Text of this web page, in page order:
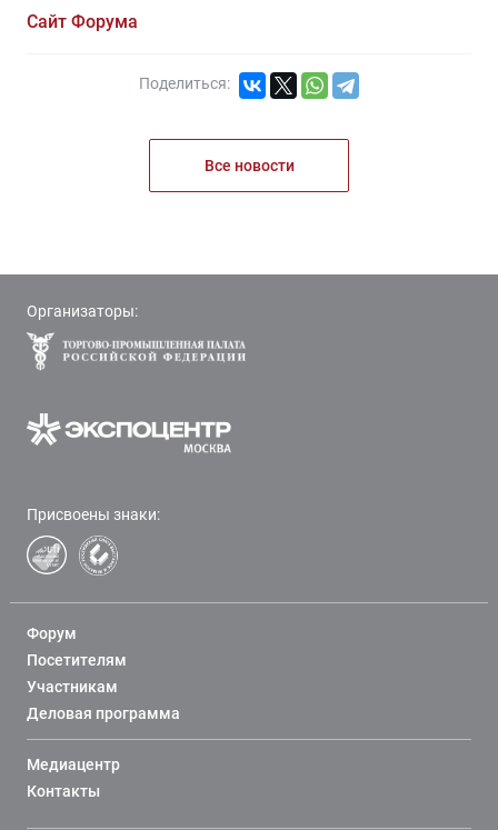
Сайт Форума
Поделиться:
Все новости
Организаторы:
Присвоены знаки:
Форум
Посетителям
Участникам
Деловая программа
Медиацентр
Контакты